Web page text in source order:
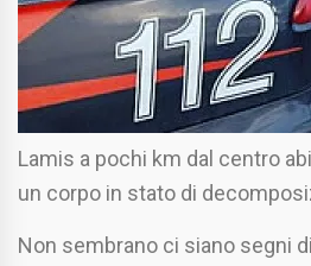
Lamis a pochi km dal centro
un corpo in stato di
Non sembrano ci siano segni